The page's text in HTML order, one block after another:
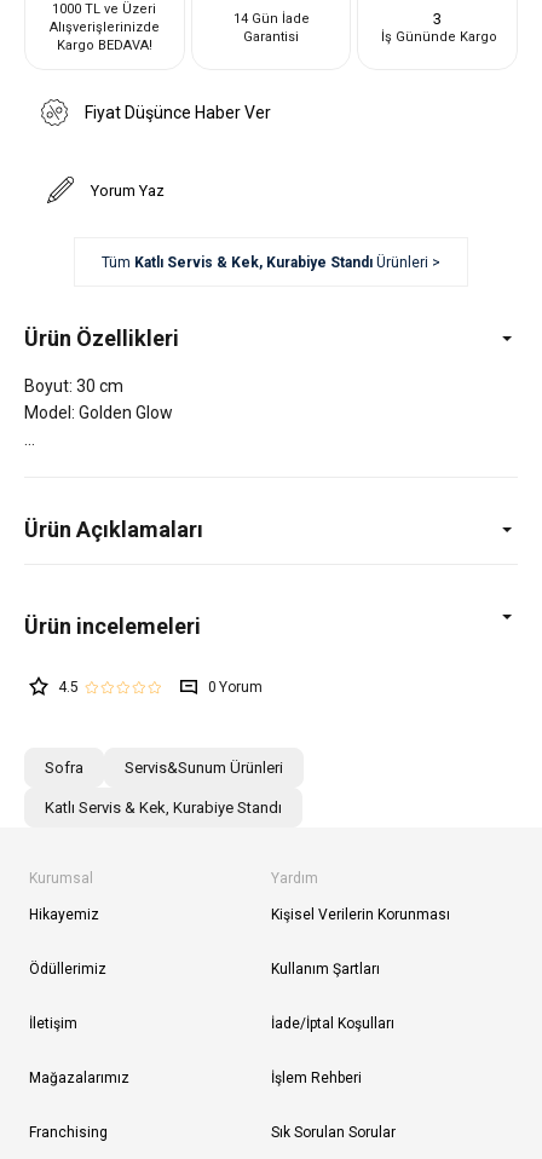
1000 TL ve Üzeri
Alışverişlerinizde
Kargo BEDAVA!
14 Gün İade
Garantisi
3
İş Gününde Kargo
Fiyat Düşünce Haber Ver
Yorum Yaz
Tüm Katlı Servis & Kek, Kurabiye StandıÜrünleri >
Ürün Özellikleri
Boyut: 30 cm
Model: Golden Glow
Ürün Açıklamaları
4.5 0
Sofra Servis&Sunum Ürünleri
Katlı Servis & Kek, Kurabiye Standı
Kurumsal
Hikayemiz
Ödüllerimiz
İletişim
Mağazalarımız
Franchising
Yardım
Kişisel Verilerin Korunması
Kullanım Şartları
İade/İptal Koşulları
İşlem Rehberi
Sık Sorulan Sorular